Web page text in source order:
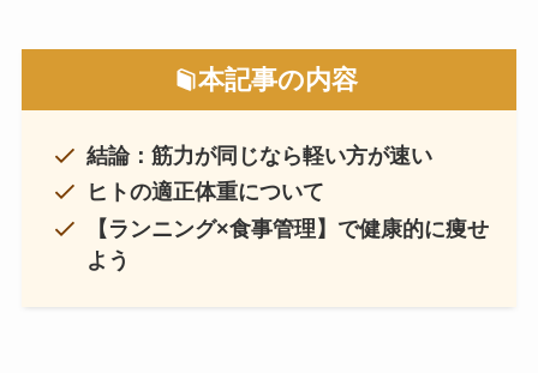
本記事の内容
結論：筋力が同じなら軽い方が速い
ヒトの適正体重について
【ランニング×食事管理】で健康的に痩せ
よう